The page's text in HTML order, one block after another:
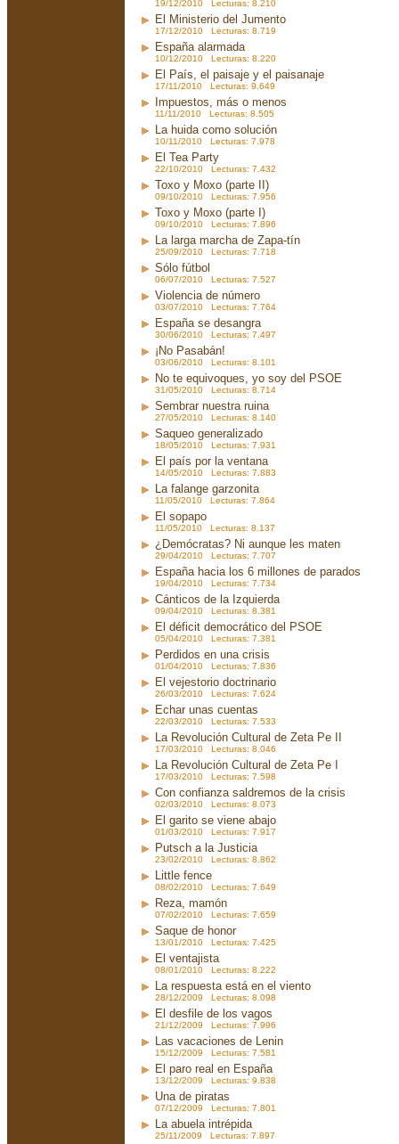
19/12/2010 Lecturas: 8.210
El Ministerio del Jumento
17/12/2010 Lecturas: 8.719
España alarmada
10/12/2010 Lecturas: 8.220
El País, el paisaje y el paisanaje
17/11/2010 Lecturas: 9.649
Impuestos, más o menos
11/11/2010 Lecturas: 8.505
La huida como solución
10/11/2010 Lecturas: 7.978
El Tea Party
22/10/2010 Lecturas: 7.432
Toxo y Moxo (parte II)
09/10/2010 Lecturas: 7.956
Toxo y Moxo (parte I)
09/10/2010 Lecturas: 7.896
La larga marcha de Zapa-tín
25/09/2010 Lecturas: 7.718
Sólo fútbol
06/07/2010 Lecturas: 7.527
Violencia de número
03/07/2010 Lecturas: 7.764
España se desangra
30/06/2010 Lecturas: 7.497
¡No Pasabán!
03/06/2010 Lecturas: 8.101
No te equivoques, yo soy del PSOE
31/05/2010 Lecturas: 8.714
Sembrar nuestra ruina
27/05/2010 Lecturas: 8.140
Saqueo generalizado
18/05/2010 Lecturas: 7.931
El país por la ventana
14/05/2010 Lecturas: 7.883
La falange garzonita
11/05/2010 Lecturas: 7.864
El sopapo
11/05/2010 Lecturas: 8.137
¿Demócratas? Ni aunque les maten
29/04/2010 Lecturas: 7.707
España hacia los 6 millones de parados
19/04/2010 Lecturas: 7.734
Cánticos de la Izquierda
09/04/2010 Lecturas: 8.381
El déficit democrático del PSOE
05/04/2010 Lecturas: 7.381
Perdidos en una crisis
01/04/2010 Lecturas: 7.836
El vejestorio doctrinario
26/03/2010 Lecturas: 7.624
Echar unas cuentas
22/03/2010 Lecturas: 7.533
La Revolución Cultural de Zeta Pe II
17/03/2010 Lecturas: 8.046
La Revolución Cultural de Zeta Pe I
17/03/2010 Lecturas: 7.598
Con confianza saldremos de la crisis
02/03/2010 Lecturas: 8.073
El garito se viene abajo
01/03/2010 Lecturas: 7.917
Putsch a la Justicia
23/02/2010 Lecturas: 8.862
Little fence
08/02/2010 Lecturas: 7.649
Reza, mamón
07/02/2010 Lecturas: 7.659
Saque de honor
13/01/2010 Lecturas: 7.425
El ventajista
08/01/2010 Lecturas: 8.222
La respuesta está en el viento
28/12/2009 Lecturas: 8.098
El desfile de los vagos
21/12/2009 Lecturas: 7.996
Las vacaciones de Lenin
15/12/2009 Lecturas: 7.581
El paro real en España
13/12/2009 Lecturas: 9.838
Una de piratas
07/12/2009 Lecturas: 7.801
La abuela intrépida
25/11/2009 Lecturas: 7.897